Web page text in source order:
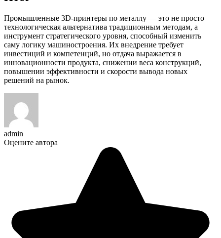
Промышленные 3D-принтеры по металлу — это не просто
технологическая альтернатива традиционным методам, а
инструмент стратегического уровня, способный изменить
саму логику машиностроения. Их внедрение требует
инвестиций и компетенций, но отдача выражается в
инновационности продукта, снижении веса конструкций,
повышении эффективности и скорости вывода новых
решений на рынок.
admin
Оцените автора